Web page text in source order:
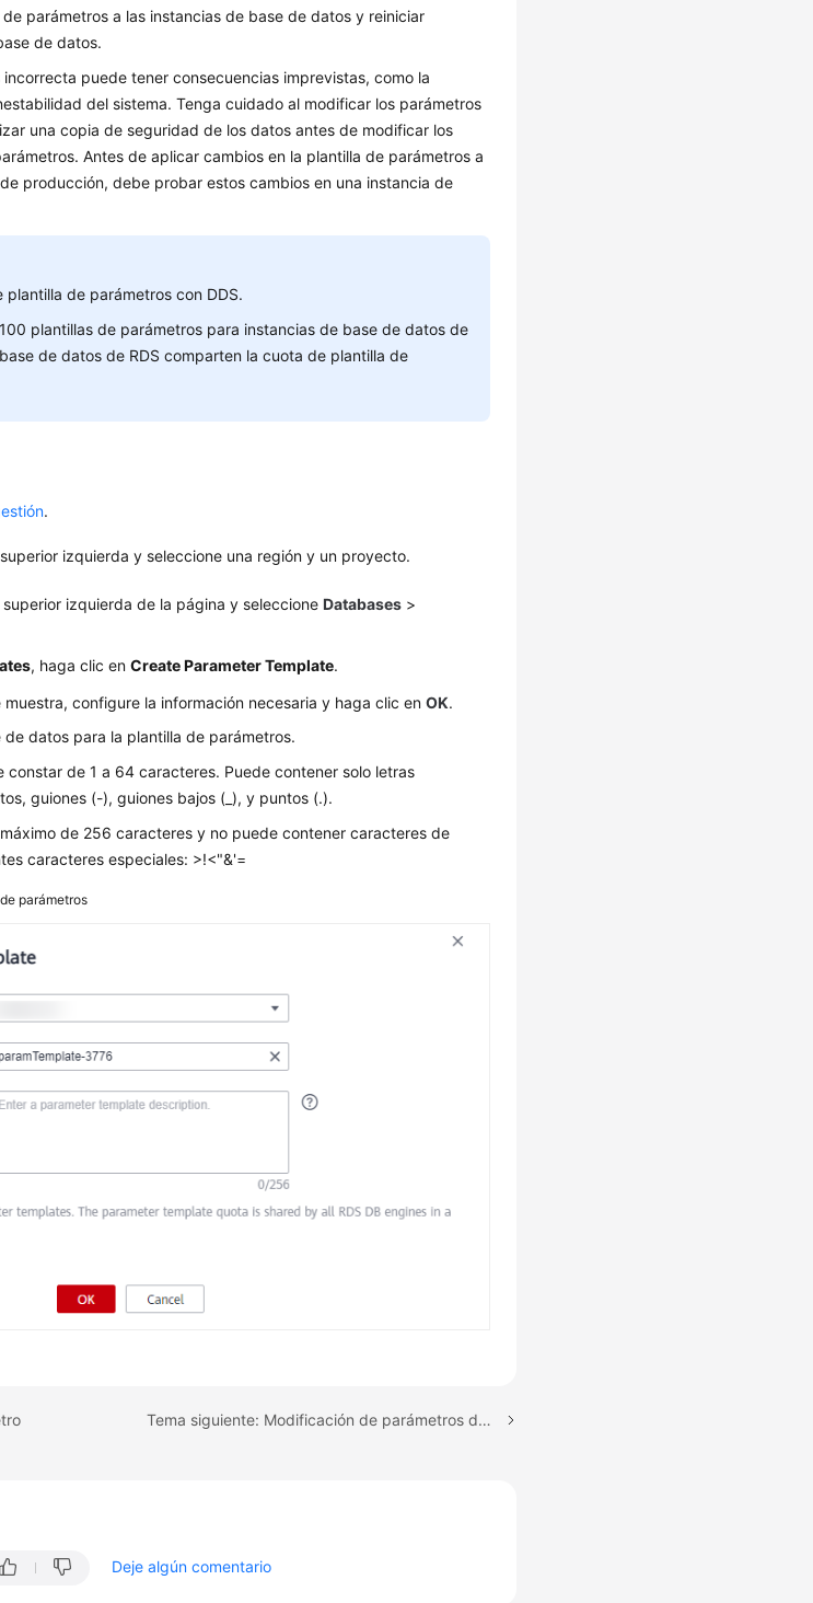
parámetros a las instancias de base de datos y reiniciar
de datos.
puede tener consecuencias imprevistas, como la
del sistema. Tenga cuidado al modificar los parámetros
una copia de seguridad de los datos antes de modificar los
Antes de aplicar cambios en la plantilla de parámetros a
producción, debe probar estos cambios en una instancia de
plantilla de parámetros con DDS.
plantillas de parámetros para instancias de base de datos de
de datos de RDS comparten la cuota de plantilla de
.
izquierda y seleccione una región y un proyecto.
superior izquierda de la página y seleccioneDatabases >
, haga clic enCreate Parameter Template.
muestra, configure la información necesaria y haga clic enOK.
datos para la plantilla de parámetros.
constar de 1 a 64 caracteres. Puede contener solo letras
guiones (-), guiones bajos (_), y puntos (.).
de 256 caracteres y no puede contener caracteres de
caracteres especiales: >!<"&'=
parámetros
Tema siguiente: Modificación de parámetros de una instancia de RDS for MySQL
Deje algún comentario